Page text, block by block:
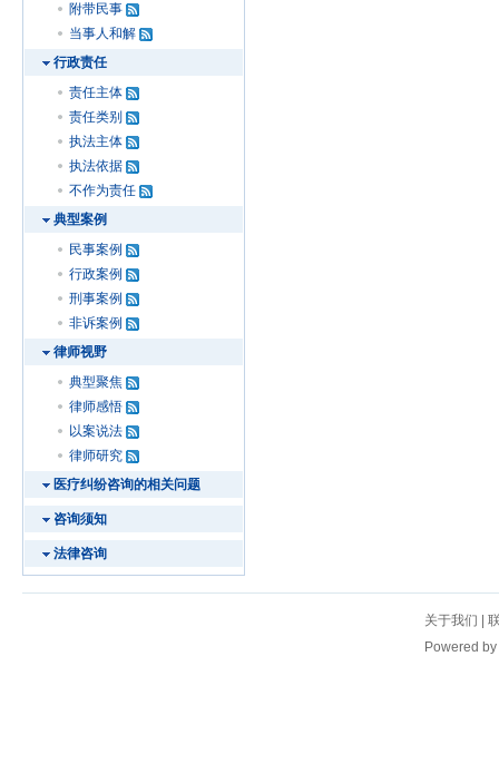
附带民事
当事人和解
行政责任
责任主体
责任类别
执法主体
执法依据
不作为责任
典型案例
民事案例
行政案例
刑事案例
非诉案例
律师视野
典型聚焦
律师感悟
以案说法
律师研究
医疗纠纷咨询的相关问题
咨询须知
法律咨询
关于我们
Powered by